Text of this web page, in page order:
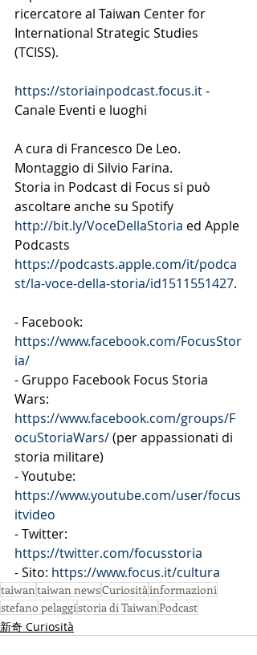
ricercatore al Taiwan Center for
International Strategic Studies
(TCISS).
https://storiainpodcast.focus.it -
Canale Eventi e luoghi
A cura di Francesco De Leo.
Montaggio di Silvio Farina.
Storia in Podcast di Focus si può
ascoltare anche su Spotify
http://bit.ly/VoceDellaStoria ed Apple
Podcasts
https://podcasts.apple.com/it/podca
st/la-voce-della-storia/id1511551427.
- Facebook:
https://www.facebook.com/FocusStor
ia/
- Gruppo Facebook Focus Storia
Wars:
https://www.facebook.com/groups/F
ocuStoriaWars/ (per appassionati di
storia militare)
- Youtube:
https://www.youtube.com/user/focus
itvideo
- Twitter:
https://twitter.com/focusstoria
- Sito: https://www.focus.it/cultura
taiwantaiwan newsCuriositàinformazioni
stefano pelaggistoria di TaiwanPodcast
新奇 Curiosità